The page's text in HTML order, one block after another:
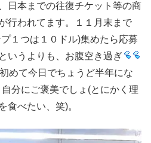
日本までの往復チケット等の商
行われてます。１１月末まで
１つは１０ドル)集めたら応募
いうよりも、お腹空き過ぎ
めて今日でちょうど半年にな
自分にご褒美でしょ(とにかく理
食べたい、笑)。